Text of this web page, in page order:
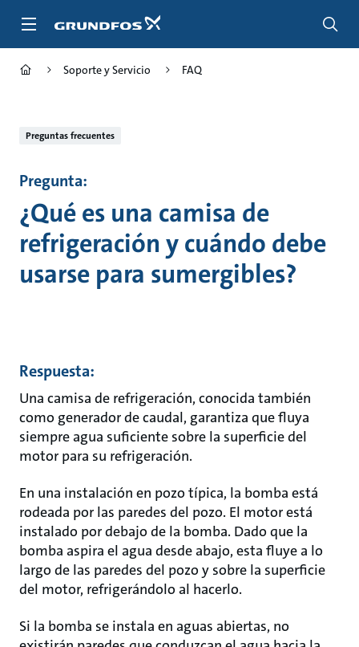
Soporte y Servicio FAQ
Preguntas frecuentes
Pregunta:
¿Qué es una camisa de
refrigeración y cuándo debe
usarse para sumergibles?
Respuesta:
Una camisa de refrigeración, conocida también
como generador de caudal, garantiza que fluya
siempre agua suficiente sobre la superficie del
motor para su refrigeración.
En una instalación en pozo típica, la bomba está
rodeada por las paredes del pozo. El motor está
instalado por debajo de la bomba. Dado que la
bomba aspira el agua desde abajo, esta fluye a lo
largo de las paredes del pozo y sobre la superficie
del motor, refrigerándolo al hacerlo.
Si la bomba se instala en aguas abiertas, no